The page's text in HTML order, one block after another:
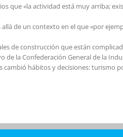
que «la actividad está muy arriba;
de un contexto en el que «por
de construcción que están
de la Confederación General de la
hábitos y decisiones: turismo